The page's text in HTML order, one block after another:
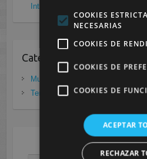
Internacional Enfermedades raras
Categorias
Murcia
Tenerife (20)
AGOSTO
COOKIES
NECESARIAS
COOKIES DE
COOKIES DE
COOKIES DE
ACEPTAR
RECHAZAR